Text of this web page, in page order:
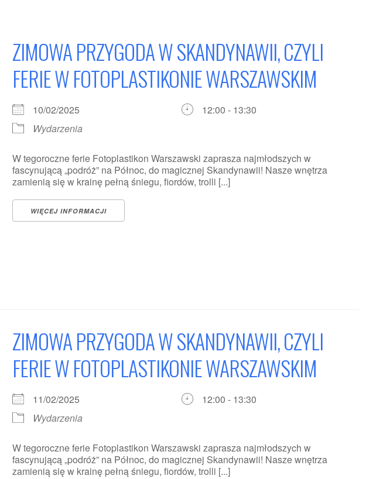
ZIMOWA PRZYGODA W SKANDYNAWII, CZYLI
FERIE W FOTOPLASTIKONIE WARSZAWSKIM
10/02/2025
12:00 - 13:30
Wydarzenia
W tegoroczne ferie Fotoplastikon Warszawski zaprasza najmłodszych w
fascynującą „podróż” na Północ, do magicznej Skandynawii! Nasze wnętrza
zamienią się w krainę pełną śniegu, fiordów, trolli [...]
WIĘCEJ INFORMACJI
ZIMOWA PRZYGODA W SKANDYNAWII, CZYLI
FERIE W FOTOPLASTIKONIE WARSZAWSKIM
11/02/2025
12:00 - 13:30
Wydarzenia
W tegoroczne ferie Fotoplastikon Warszawski zaprasza najmłodszych w
fascynującą „podróż” na Północ, do magicznej Skandynawii! Nasze wnętrza
zamienią się w krainę pełną śniegu, fiordów, trolli [...]